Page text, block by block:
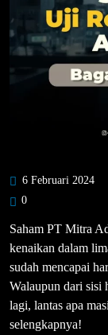
6 Februari 2024
0
Saham PT Mitra
kenaikan dalam
sudah mencapai
Walaupun dari sisi
lagi, lantas apa
selengkapnya!